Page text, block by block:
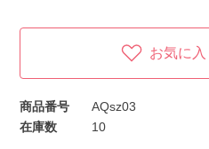
お気に
商品番号
AQsz03
在庫数
10